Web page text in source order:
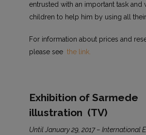
entrusted with an important task and
children to help him by using all
For information about prices and
please see the link.
Exhibition of Sarmede
illustration (TV)
Until January 29, 2017 – International